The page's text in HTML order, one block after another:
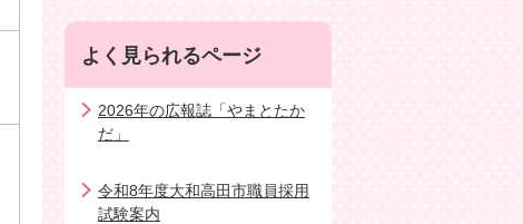
よく見られるページ
2026年の広報誌「やまとたか
だ」
令和8年度大和高田市職員採用
試験案内